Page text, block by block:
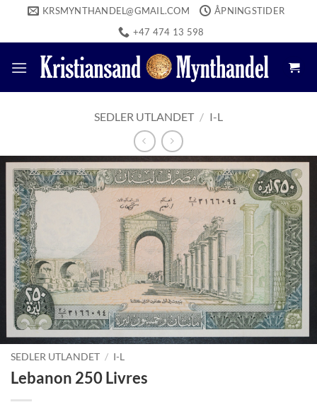
content
KRSMYNTHANDEL@GMAIL.COM
ÅPNINGSTIDER
+47 474 13 598
SEDLER UTLANDET / I-L
SEDLER UTLANDET / I-L
Lebanon 250 Livres